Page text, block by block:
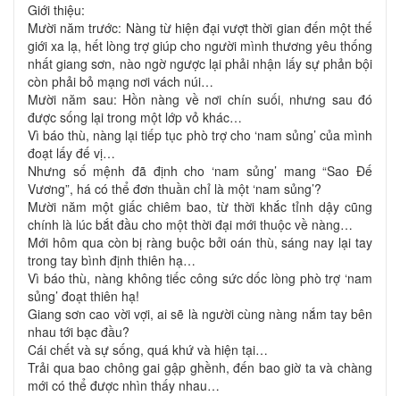
Giới thiệu:
Mười năm trước: Nàng từ hiện đại vượt thời gian đến một thế
giới xa lạ, hết lòng trợ giúp cho người mình thương yêu thống
nhất giang sơn, nào ngờ ngược lại phải nhận lấy sự phản bội
còn phải bỏ mạng nơi vách núi…
Mười năm sau: Hồn nàng về nơi chín suối, nhưng sau đó
được sống lại trong một lớp vỏ khác…
Vì báo thù, nàng lại tiếp tục phò trợ cho ‘nam sủng’ của mình
đoạt lấy đế vị…
Nhưng số mệnh đã định cho ‘nam sủng’ mang “Sao Đế
Vương”, há có thể đơn thuần chỉ là một ‘nam sủng’?
Mười năm một giấc chiêm bao, từ thời khắc tỉnh dậy cũng
chính là lúc bắt đầu cho một thời đại mới thuộc về nàng…
Mới hôm qua còn bị ràng buộc bởi oán thù, sáng nay lại tay
trong tay bình định thiên hạ…
Vì báo thù, nàng không tiếc công sức dốc lòng phò trợ ‘nam
sủng’ đoạt thiên hạ!
Giang sơn cao vời vợi, ai sẽ là người cùng nàng nắm tay bên
nhau tới bạc đầu?
Cái chết và sự sống, quá khứ và hiện tại…
Trải qua bao chông gai gập ghềnh, đến bao giờ ta và chàng
mới có thể được nhìn thấy nhau…